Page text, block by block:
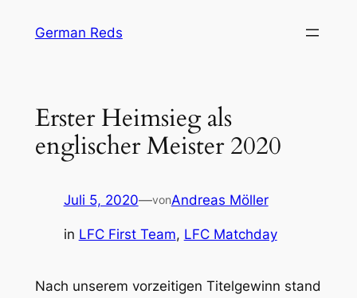
InhaltGerman Reds
Erster Heimsieg als
englischer Meister 2020
Juli 5, 2020—vonAndreas Möller
in LFC First Team, LFC Matchday
Nach unserem vorzeitigen Titelgewinn stand